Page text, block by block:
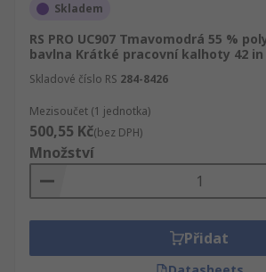
Skladem
RS PRO UC907 Tmavomodrá 55 %
bavlna Krátké pracovní kalhoty 42 in
Skladové číslo RS 284-8426
Mezisoučet (1 jednotka)
500,55 Kč(bez DPH)
Množství
Přidat